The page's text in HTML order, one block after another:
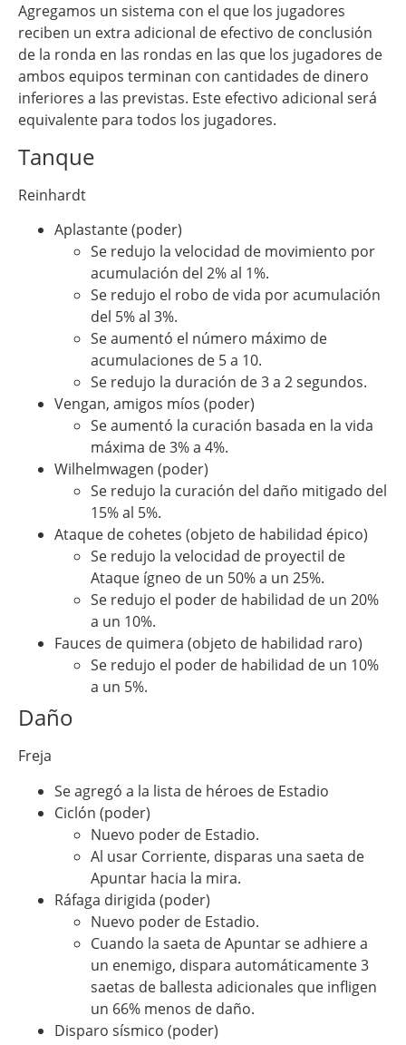
Agregamos un sistema con el que los jugadores
reciben un extra adicional de efectivo de conclusión
de la ronda en las rondas en las que los jugadores de
ambos equipos terminan con cantidades de dinero
inferiores a las previstas. Este efectivo adicional será
equivalente para todos los jugadores.
Tanque
Reinhardt
Aplastante (poder)
Se redujo la velocidad de movimiento por
acumulación del 2% al 1%.
Se redujo el robo de vida por acumulación
del 5% al 3%.
Se aumentó el número máximo de
acumulaciones de 5 a 10.
Se redujo la duración de 3 a 2 segundos.
Vengan, amigos míos (poder)
Se aumentó la curación basada en la vida
máxima de 3% a 4%.
Wilhelmwagen (poder)
Se redujo la curación del daño mitigado del
15% al 5%.
Ataque de cohetes (objeto de habilidad épico)
Se redujo la velocidad de proyectil de
Ataque ígneo de un 50% a un 25%.
Se redujo el poder de habilidad de un 20%
a un 10%.
Fauces de quimera (objeto de habilidad raro)
Se redujo el poder de habilidad de un 10%
a un 5%.
Daño
Freja
Se agregó a la lista de héroes de Estadio
Ciclón (poder)
Nuevo poder de Estadio.
Al usar Corriente, disparas una saeta de
Apuntar hacia la mira.
Ráfaga dirigida (poder)
Nuevo poder de Estadio.
Cuando la saeta de Apuntar se adhiere a
un enemigo, dispara automáticamente 3
saetas de ballesta adicionales que infligen
un 66% menos de daño.
Disparo sísmico (poder)